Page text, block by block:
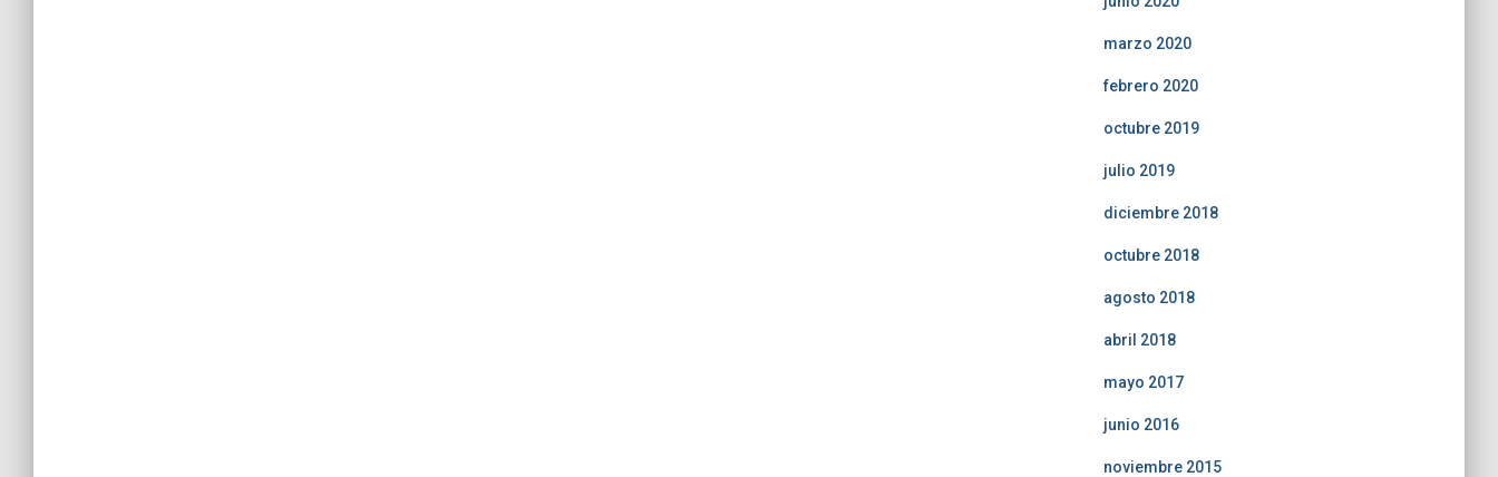
marzo 2020
febrero 2020
octubre 2019
julio 2019
diciembre 2018
octubre 2018
agosto 2018
abril 2018
mayo 2017
junio 2016
noviembre 2015